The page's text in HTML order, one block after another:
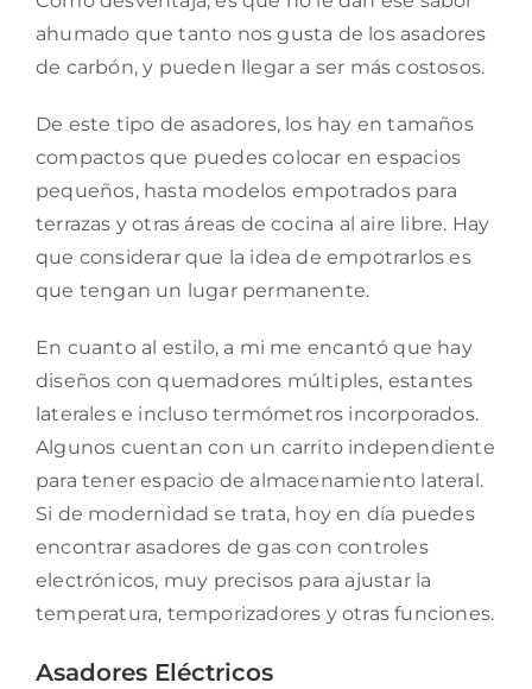
ahumado que tanto nos gusta de los asadores
de carbón, y pueden llegar a ser más costosos.
De este tipo de asadores, los hay en tamaños
compactos que puedes colocar en espacios
pequeños, hasta modelos empotrados para
terrazas y otras áreas de cocina al aire libre. Hay
que considerar que la idea de empotrarlos es
que tengan un lugar permanente.
En cuanto al estilo, a mi me encantó que hay
diseños con quemadores múltiples, estantes
laterales e incluso termómetros incorporados.
Algunos cuentan con un carrito independiente
para tener espacio de almacenamiento lateral.
Si de modernidad se trata, hoy en día puedes
encontrar asadores de gas con controles
electrónicos, muy precisos para ajustar la
temperatura, temporizadores y otras funciones.
Asadores Eléctricos